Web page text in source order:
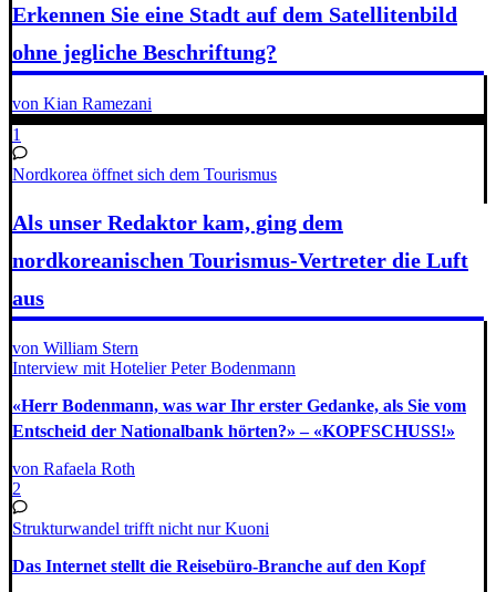
Erkennen Sie eine Stadt auf dem Satellitenbild
ohne jegliche Beschriftung?
von Kian Ramezani
1
Nordkorea öffnet sich dem Tourismus
Als unser Redaktor kam, ging dem
nordkoreanischen Tourismus-Vertreter die Luft
aus
von William Stern
Interview mit Hotelier Peter Bodenmann
«Herr Bodenmann, was war Ihr erster Gedanke, als Sie vom
Entscheid der Nationalbank hörten?» – «KOPFSCHUSS!»
von Rafaela Roth
2
Strukturwandel trifft nicht nur Kuoni
Das Internet stellt die Reisebüro-Branche auf den Kopf